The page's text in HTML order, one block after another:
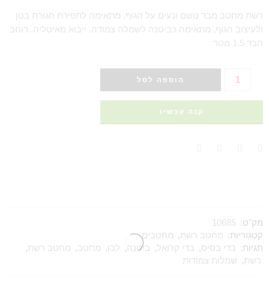
רשת מחטב מבד נושם ונעים על הגוף. מתאימה לתפירת חגורת בטן
ולעיצוב הגוף, מתאימה כביטנה לשמלה צמודה. ייבוא מאיטליה. רוחב
הבד 1.5 מטר
הוספה לסל
קנה עכשיו
מק"ט: 10685
קטגוריות: מחטב רשת, מחטבים
תגיות:
בדי בסיס, בדי קז'ואל, ביטנה, לבן , מחטב, מחטב רשת,
רשת, שמלות צמודות